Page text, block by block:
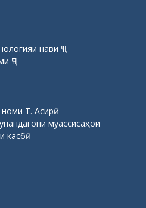
нави ҶТ
ҶТ
Т. Асирӣ
муассисаҳои
касбӣ